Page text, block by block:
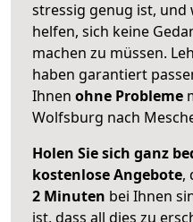
stressig genug ist, und
helfen, sich keine
machen zu müssen.
haben garantiert
Ihnen ohne Probleme
Wolfsburg nach
Holen Sie sich ganz
kostenlose Angebote,
2 Minuten bei Ihnen
ist, dass all dies zu